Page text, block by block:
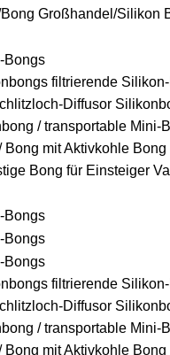
Bong Großhandel Silikon